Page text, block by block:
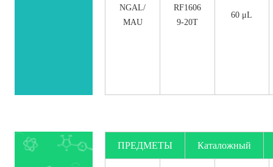
NGAL/
MAU
RF1606
9-20T
60 μL
ПРЕДМЕТЫ Каталожный